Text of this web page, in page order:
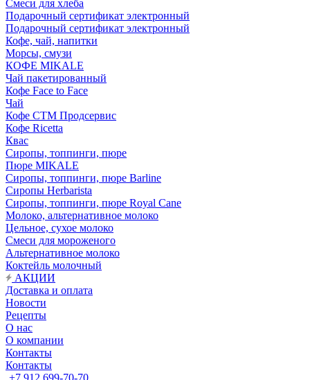
Смеси для хлеба
Подарочный сертификат электронный
Подарочный сертификат электронный
Кофе, чай, напитки
Морсы, смузи
КОФЕ MIKALE
Чай пакетированный
Кофе Face to Face
Чай
Кофе СТМ Продсервис
Кофе Ricetta
Квас
Сиропы, топпинги, пюре
Пюре MIKALE
Сиропы, топпинги, пюре Barline
Сиропы Herbarista
Сиропы, топпинги, пюре Royal Cane
Молоко, альтернативное молоко
Цельное, сухое молоко
Смеси для мороженого
Альтернативное молоко
Коктейль молочный
АКЦИИ
Доставка и оплата
Новости
Рецепты
О нас
О компании
Контакты
Контакты
+7 912 699-70-70